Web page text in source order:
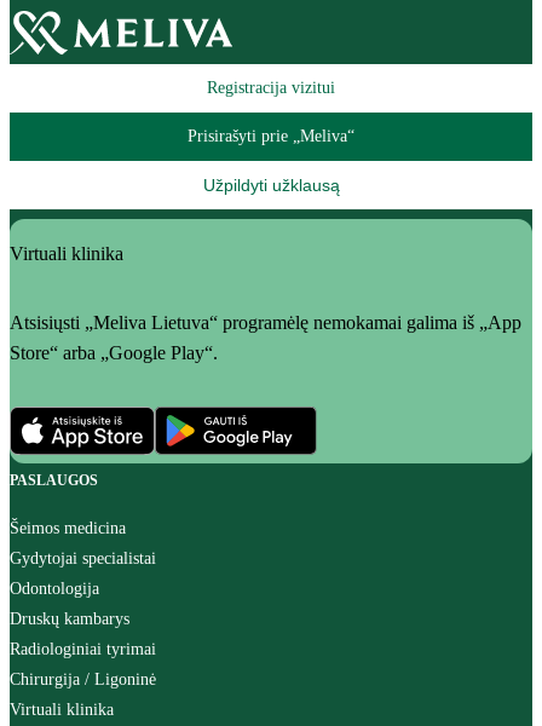
Registracija vizitui
Prisirašyti prie „Meliva“
Užpildyti užklausą
Virtuali klinika
Atsisiųsti „Meliva Lietuva“ programėlę nemokamai galima iš „App
Store“ arba „Google Play“.
PASLAUGOS
Šeimos medicina
Gydytojai specialistai
Odontologija
Druskų kambarys
Radiologiniai tyrimai
Chirurgija / Ligoninė
Virtuali klinika